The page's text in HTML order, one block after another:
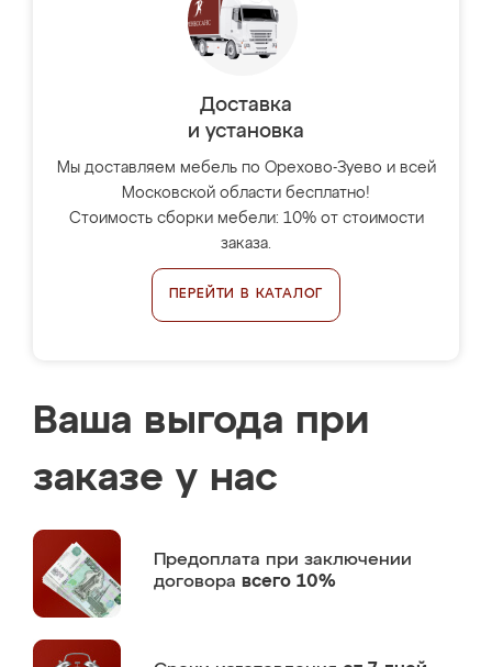
Доставка
и установка
Мы доставляем мебель по Орехово-Зуево и всей
Московской области бесплатно!
Стоимость сборки мебели: 10% от стоимости
заказа.
ПЕРЕЙТИ В КАТАЛОГ
Ваша выгода при
заказе у нас
Предоплата при заключении
договора всего 10%